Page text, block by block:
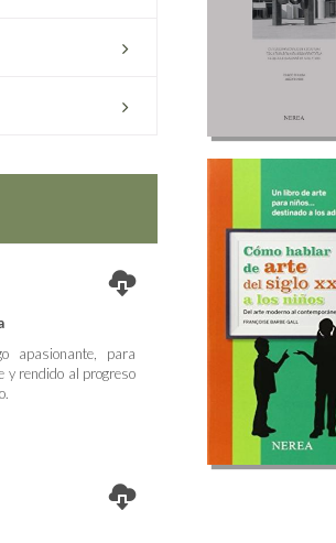
apasionante, para
y rendido al progreso